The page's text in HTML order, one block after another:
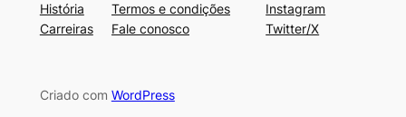
História
Carreiras
Termos e condições
Fale conosco
Instagram
Twitter/X
Criado com WordPress